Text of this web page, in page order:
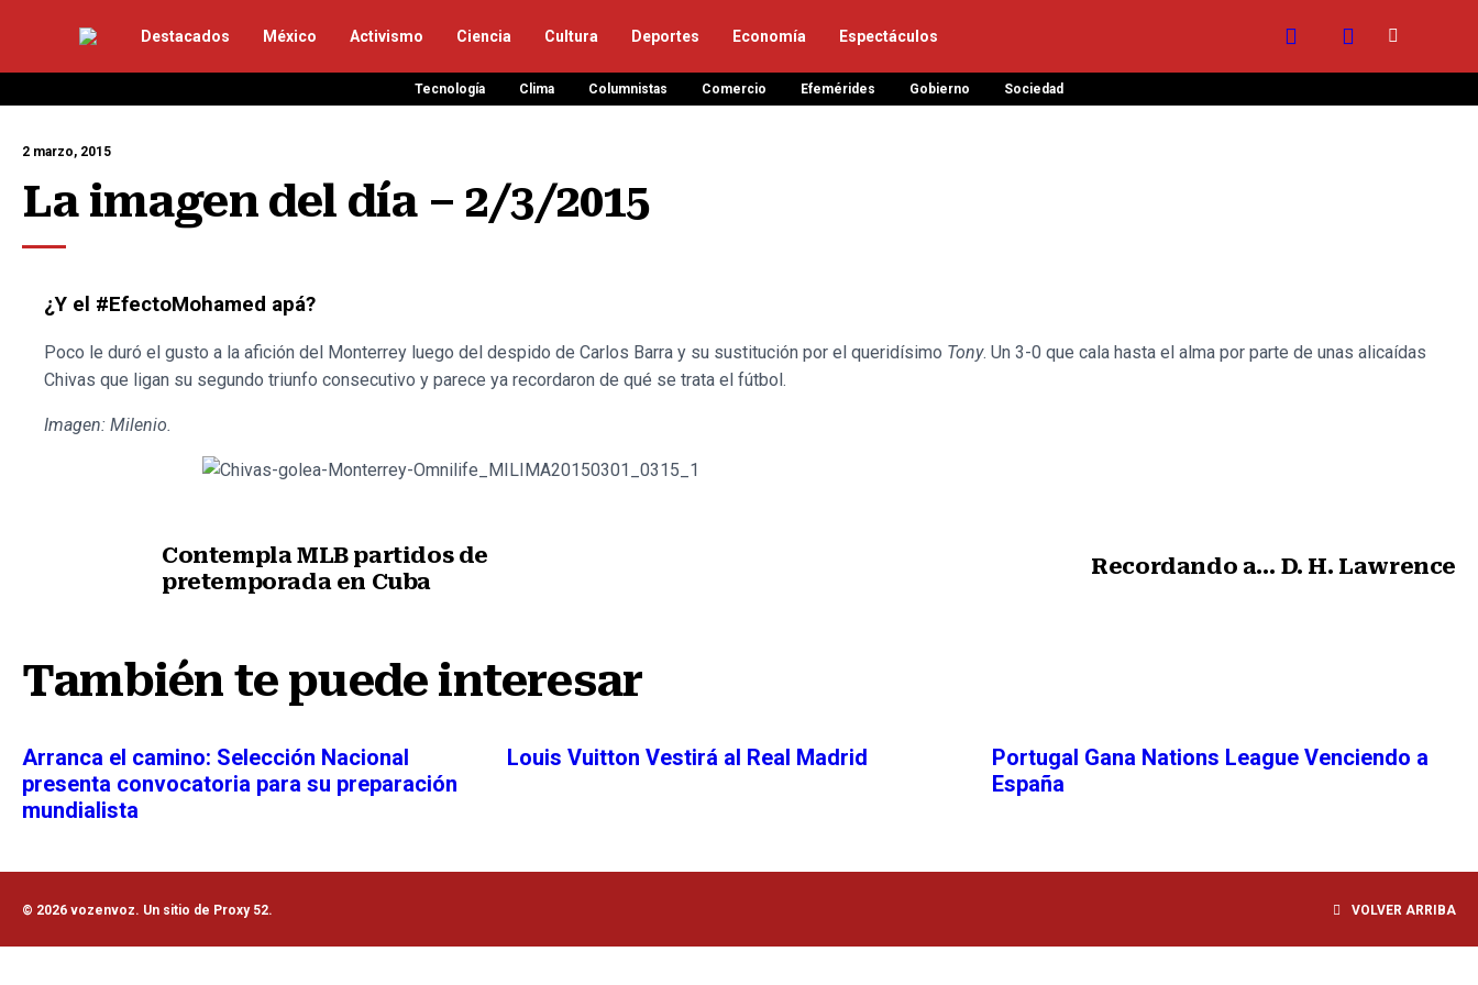
Destacados México Activismo Ciencia Cultura Deportes Economía Espectáculos
Tecnología Clima Columnistas Comercio Efemérides Gobierno Sociedad
2 marzo, 2015
La imagen del día – 2/3/2015
¿Y el #EfectoMohamed apá?
Poco le duró el gusto a la afición del Monterrey luego del despido de Carlos Barra y su sustitución por el queridísimo Tony. Un 3-0 que cala hasta el alma por parte de unas alicaídas
Chivas que ligan su segundo triunfo consecutivo y parece ya recordaron de qué se trata el fútbol.
Imagen: Milenio.
Contempla MLB partidos de
pretemporada en Cuba
Recordando a… D. H. Lawrence
También te puede interesar
Arranca el camino: Selección Nacional
presenta convocatoria para su preparación
mundialista
Louis Vuitton Vestirá al Real Madrid
Portugal Gana Nations League Venciendo a
España
© 2026 vozenvoz. Un sitio de Proxy 52. VOLVER ARRIBA